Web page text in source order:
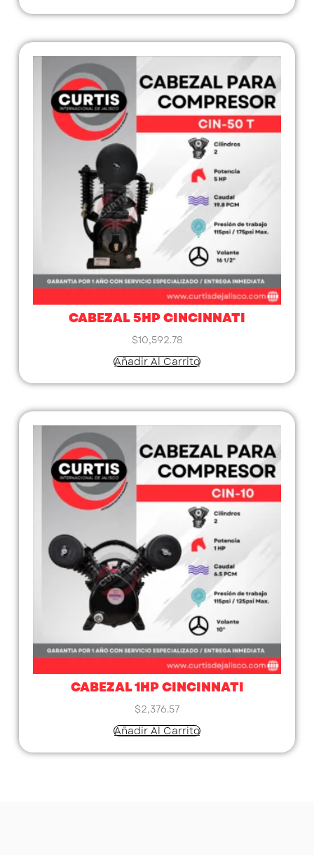
CABEZAL 5HP CINCINNATI
$10,592.78
Añadir Al Carrito
CABEZAL 1HP CINCINNATI
$2,376.57
Añadir Al Carrito